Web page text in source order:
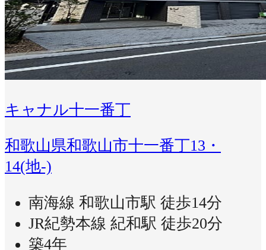
キャナル十一番丁
和歌山県和歌山市十一番丁13・
14(地-)
南海線 和歌山市駅 徒歩14分
JR紀勢本線 紀和駅 徒歩20分
築4年